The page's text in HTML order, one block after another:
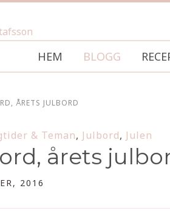
HEM BLOGG
ÅRETS JULBORD
& Teman, Julbord, Julen
årets
2016